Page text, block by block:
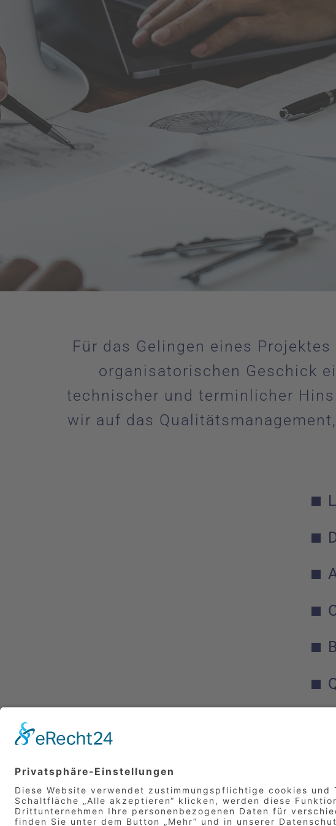
Für das Gelingen eines
organisatorischen Geschick
technischer und terminlicher
wir auf das